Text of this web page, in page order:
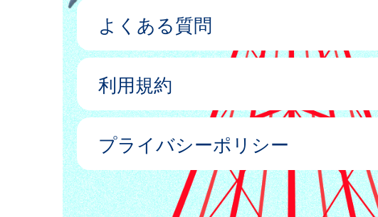
よくある質問
利用規約
プライバシーポリシー